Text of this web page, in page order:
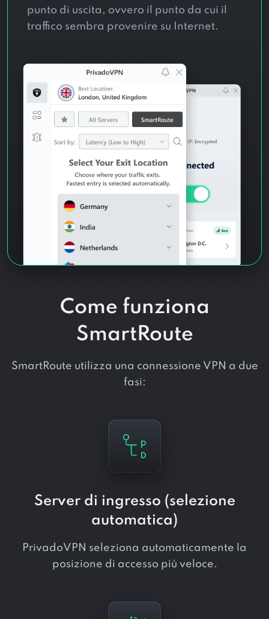
punto di uscita, ovvero il punto da cui il
traffico sembra provenire su Internet.
Come funziona
SmartRoute
SmartRoute utilizza una connessione VPN a due
fasi:
Server di ingresso (selezione
automatica)
PrivadoVPN seleziona automaticamente la
posizione di accesso più veloce.